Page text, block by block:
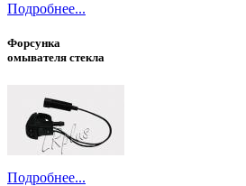
Подробнее...
Форсунка
омывателя стекла
Подробнее...